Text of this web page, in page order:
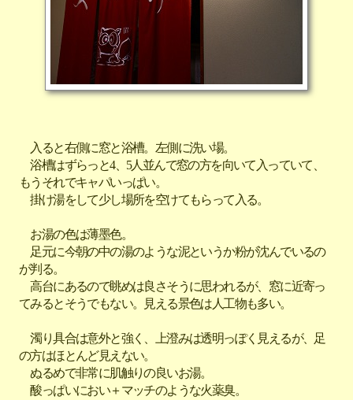
入ると右側に窓と浴槽。左側に洗い場。
浴槽はずらっと4、5人並んで窓の方を向いて入っていて、
もうそれでキャパいっぱい。
掛け湯をして少し場所を空けてもらって入る。
お湯の色は薄墨色。
足元に今朝の中の湯のような泥というか粉が沈んでいるの
が判る。
高台にあるので眺めは良さそうに思われるが、窓に近寄っ
てみるとそうでもない。見える景色は人工物も多い。
濁り具合は意外と強く、上澄みは透明っぽく見えるが、足
の方はほとんど見えない。
ぬるめで非常に肌触りの良いお湯。
酸っぱいにおい＋マッチのような火薬臭。